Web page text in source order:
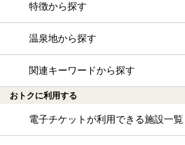
特徴から探す
温泉地から探す
関連キーワードから探す
おトクに利用する
電子チケットが利用できる施設一覧